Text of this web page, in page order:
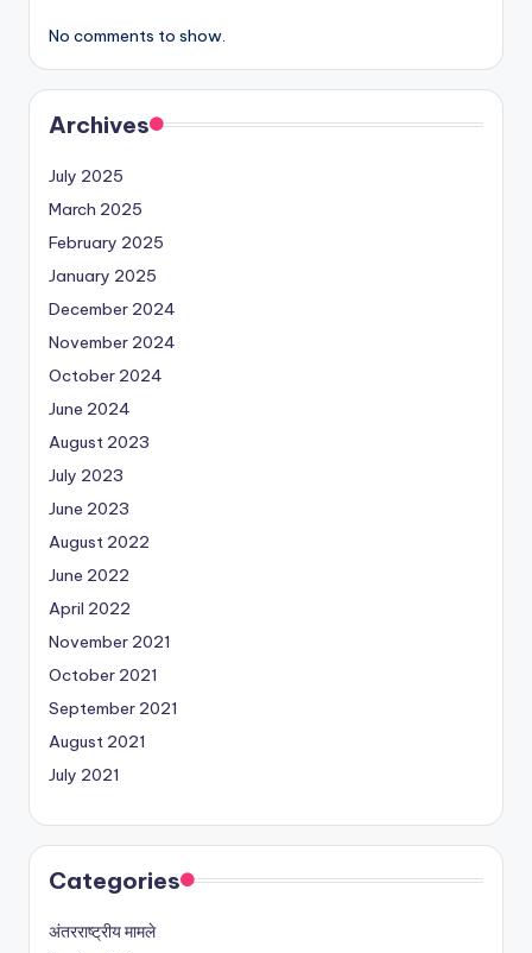
No comments to show.
Archives
July 2025
March 2025
February 2025
January 2025
December 2024
November 2024
October 2024
June 2024
August 2023
July 2023
June 2023
August 2022
June 2022
April 2022
November 2021
October 2021
September 2021
August 2021
July 2021
Categories
अंतरराष्ट्रीय मामले